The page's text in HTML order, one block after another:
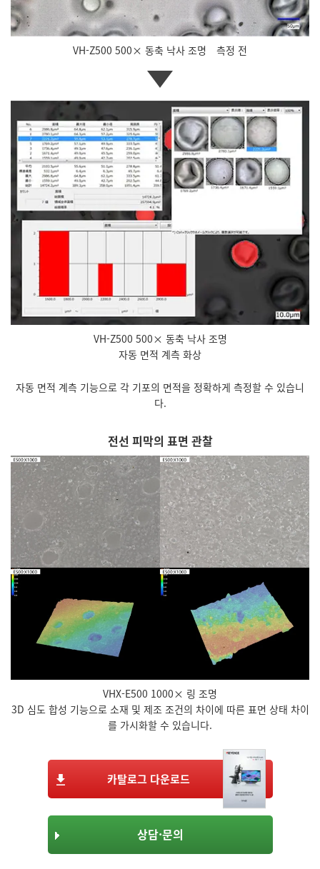
VH-Z500 500× 동축 낙사 조명 측정 전
VH-Z500 500× 동축 낙사 조명
자동 면적 계측 화상
자동 면적 계측 기능으로 각 기포의 면적을 정확하게 측정할 수 있습니
다.
전선 피막의 표면 관찰
VHX-E500 1000× 링 조명
3D 심도 합성 기능으로 소재 및 제조 조건의 차이에 따른 표면 상태 차이
를 가시화할 수 있습니다.
카탈로그 다운로드
상담·문의